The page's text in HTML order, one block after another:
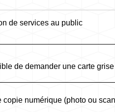
de services au public
de demander une carte
numérique (photo ou